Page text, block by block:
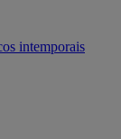
intemporais